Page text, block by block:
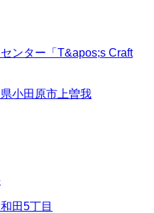
ンター「T&apos;s Craft
小田原市上曽我
田5丁目